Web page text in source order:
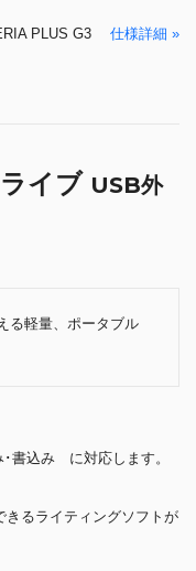
PLUS G3 仕様詳細 »
イブ USB外
る軽量、ポータブル
･書込み に対応します。
きるライティングソフトが